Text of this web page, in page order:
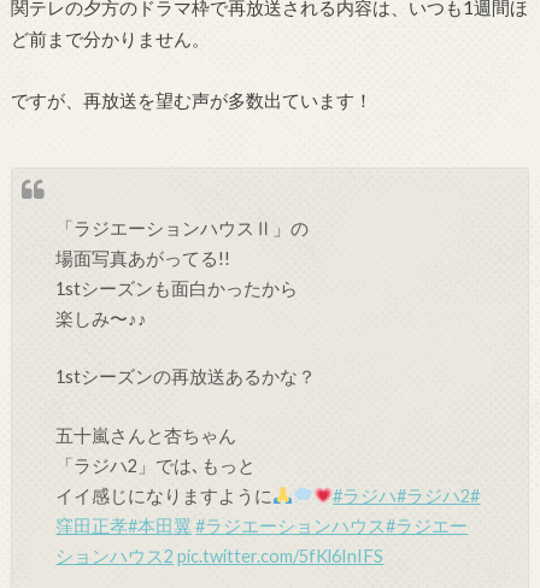
関テレの夕方のドラマ枠で再放送される内容は、いつも1週間ほ
ど前まで分かりません。
ですが、再放送を望む声が多数出ています！
「ラジエーションハウスⅡ」の
場面写真あがってる!!
1stシーズンも面白かったから
楽しみ〜♪♪
1stシーズンの再放送あるかな？
五十嵐さんと杏ちゃん
「ラジハ2」では､もっと
イイ感じになりますように
#ラジハ#ラジハ2#
窪田正孝#本田翼 #ラジエーションハウス#ラジエー
ションハウス2 pic.twitter.com/5fKl6InIFS